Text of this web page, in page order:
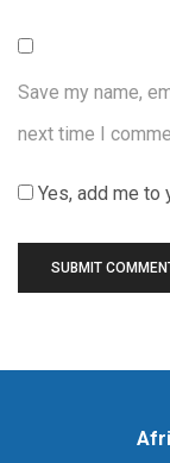
Save my name,
next time I
Yes, add me to